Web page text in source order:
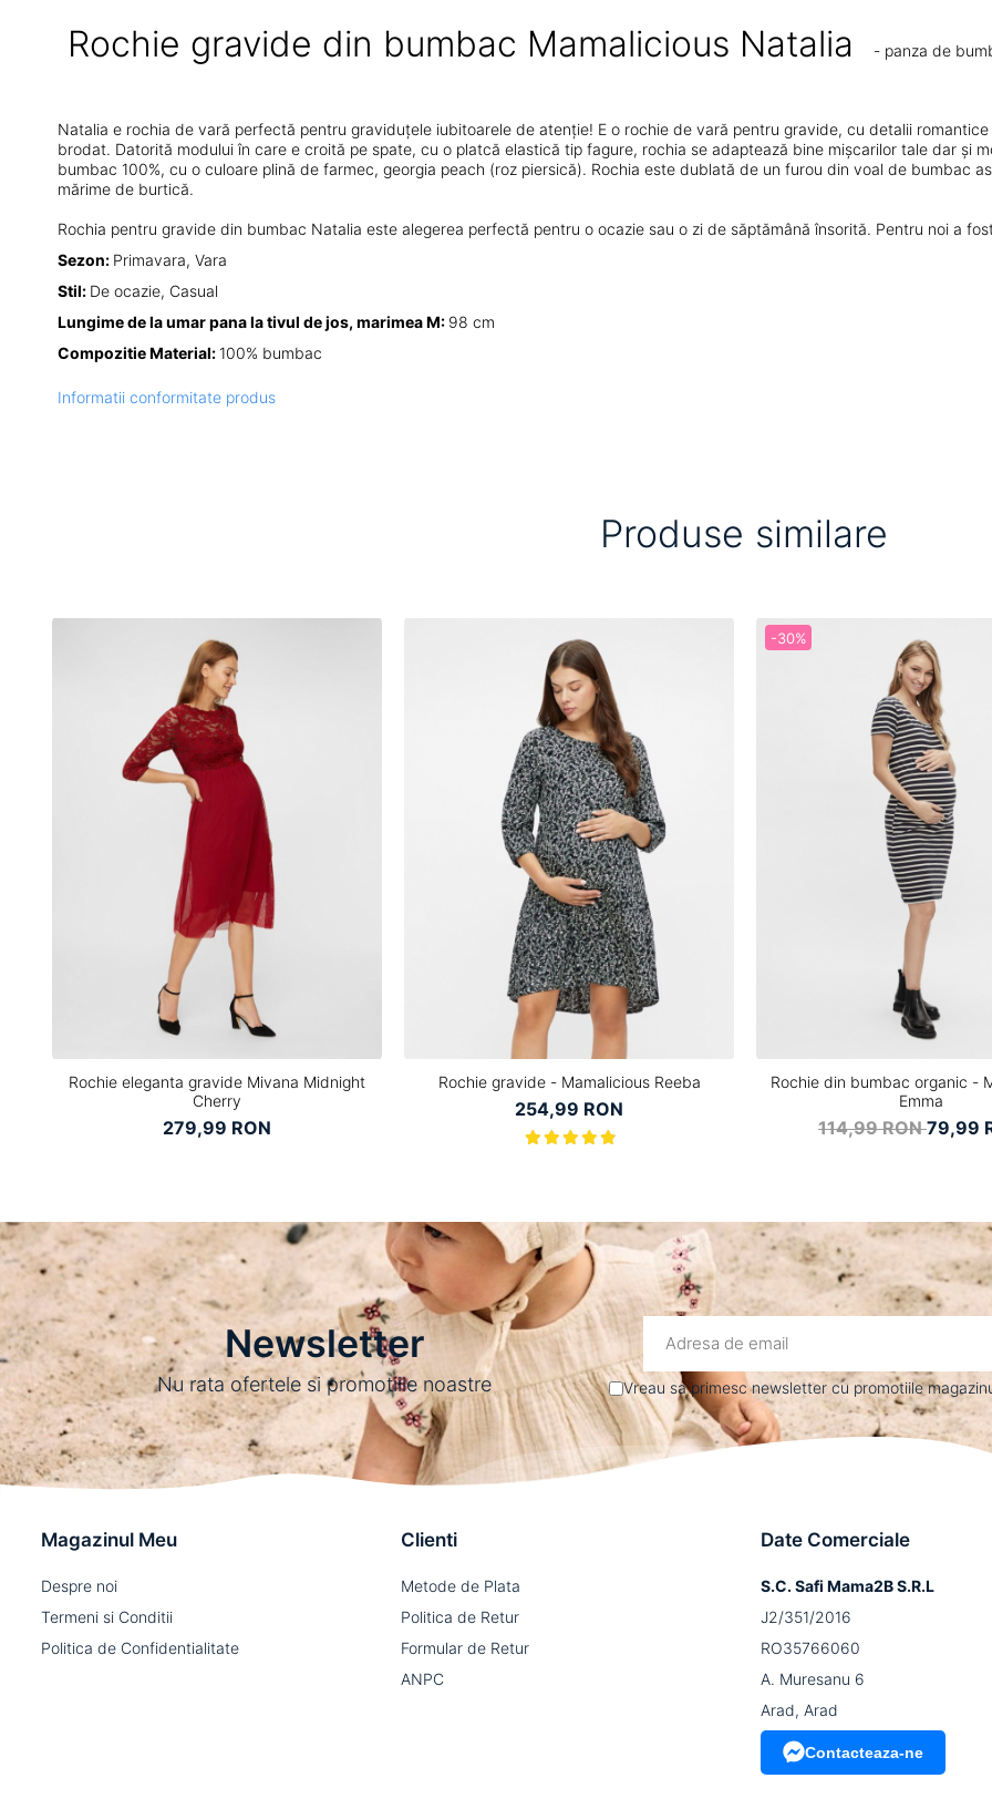
Rochie gravide din bumbac Mamalicious Natalia - panza de
Natalia e rochia de vară perfectă pentru graviduțele iubitoarele de atenție! E o rochie de vară pentru gravide, cu detalii
brodat. Datorită modului în care e croită pe spate, cu o platcă elastică tip fagure, rochia se adaptează bine mișcarilor tale dar și
bumbac 100%, cu o culoare plină de farmec, georgia peach (roz piersică). Rochia este dublată de un furou din voal de bumbac
mărime de burtică.
Rochia pentru gravide din bumbac Natalia este alegerea perfectă pentru o ocazie sau o zi de săptămână însorită. Pentru noi a
Sezon: Primavara, Vara
Stil: De ocazie, Casual
Lungime de la umar pana la tivul de jos, marimea M: 98 cm
Compozitie Material: 100% bumbac
Informatii conformitate produs
Produse similare
Rochie eleganta gravide Mivana Midnight
Cherry
279,99 RON
Rochie gravide - Mamalicious Reeba
254,99 RON
-30%
Rochie din bumbac organic -
Emma
114,99 RON79,99
Newsletter
Nu rata ofertele si promotiile noastre Vreau sa primesc newsletter cu promotiile
Magazinul Meu
Despre noi
Termeni si Conditii
Politica de Confidentialitate
Clienti
Metode de Plata
Politica de Retur
Formular de Retur
ANPC
Date Comerciale
S.C. Safi Mama2B S.R.L
J2/351/2016
RO35766060
A. Muresanu 6
Arad, Arad
Contacteaza-ne